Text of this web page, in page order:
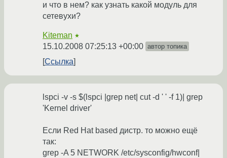
и что в нем? как узнать какой модуль для
сетевухи?
Kiteman ★
15.10.2008 07:25:13 +00:00 автор топика
Ссылка
lspci -v -s $(lspci |grep net| cut -d ' ' -f 1)| grep
'Kernel driver'
Если Red Hat based дистр. то можно ещё
так:
grep -A 5 NETWORK /etc/sysconfig/hwconf|